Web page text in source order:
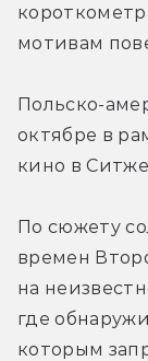
мотивам
Польско-
октябре в
кино в
По сюжету
времен
на
где
которым